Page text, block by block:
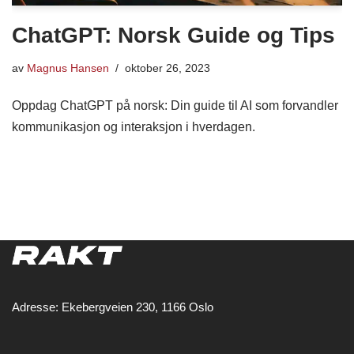
ChatGPT: Norsk Guide og Tips
av Magnus Hansen oktober 26, 2023
Oppdag ChatGPT på norsk: Din guide til AI som forvandler
kommunikasjon og interaksjon i hverdagen.
Adresse: Ekebergveien 230, 1166 Oslo